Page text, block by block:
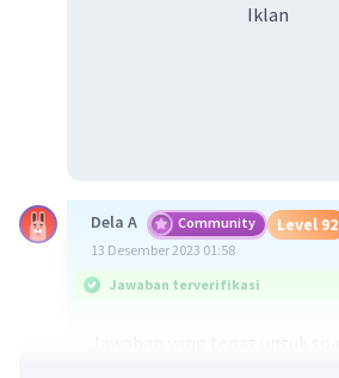
Iklan
Dela A Community Level 92
13 Desember 2023 01:58
Jawaban terverifikasi